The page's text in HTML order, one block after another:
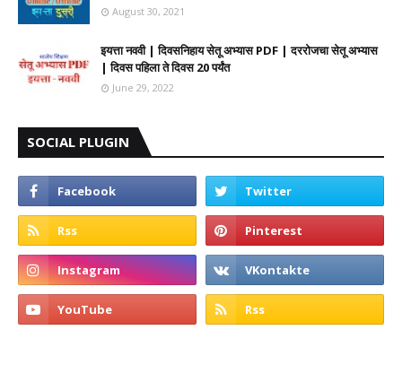
August 30, 2021
इयत्ता नववी | दिवसनिहाय सेतू अभ्यास PDF | दररोजचा सेतू अभ्यास
| दिवस पहिला ते दिवस 20 पर्यंत
June 29, 2022
SOCIAL PLUGIN